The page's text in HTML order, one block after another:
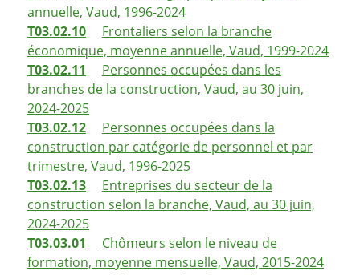
annuelle, Vaud, 1996-2024
T03.02.10
Frontaliers selon la branche
économique, moyenne annuelle, Vaud, 1999-2024
T03.02.11
Personnes occupées dans les
branches de la construction, Vaud, au 30 juin,
2024-2025
T03.02.12
Personnes occupées dans la
construction par catégorie de personnel et par
trimestre, Vaud, 1996-2025
T03.02.13
Entreprises du secteur de la
construction selon la branche, Vaud, au 30 juin,
2024-2025
T03.03.01
Chômeurs selon le niveau de
formation, moyenne mensuelle, Vaud, 2015-2024